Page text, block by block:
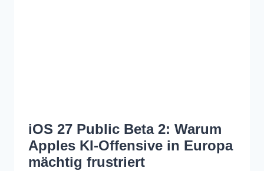
iOS 27 Public Beta 2: Warum
Apples KI-Offensive in Europa
mächtig frustriert